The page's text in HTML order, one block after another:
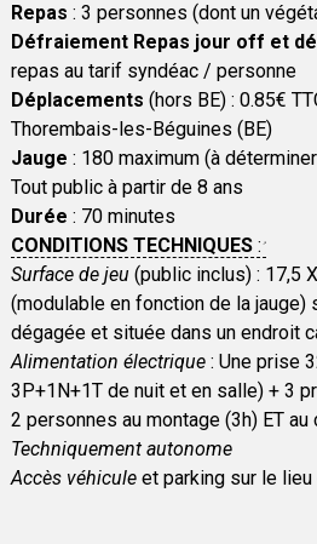
Repas : 3 personnes (dont un
Défraiement Repas jour off et
repas au tarif syndéac / personne
Déplacements (hors BE) : 0.85€
Thorembais-les-Béguines (BE)
Jauge : 180 maximum (à
Tout public à partir de 8 ans
Durée : 70 minutes
CONDITIONS TECHNIQUES :
Surface de jeu (public inclus) : 17,5
(modulable en fonction de la jauge)
dégagée et située dans un endroit
Alimentation électrique: Une prise
3P+1N+1T de nuit et en salle) + 3
2 personnes au montage (3h) ET au
Techniquement autonome
Accès véhiculeet parking sur le lieu